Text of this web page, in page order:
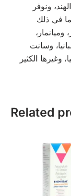
ونوفر
في ذلك
وميانمار،
وسانت
Related